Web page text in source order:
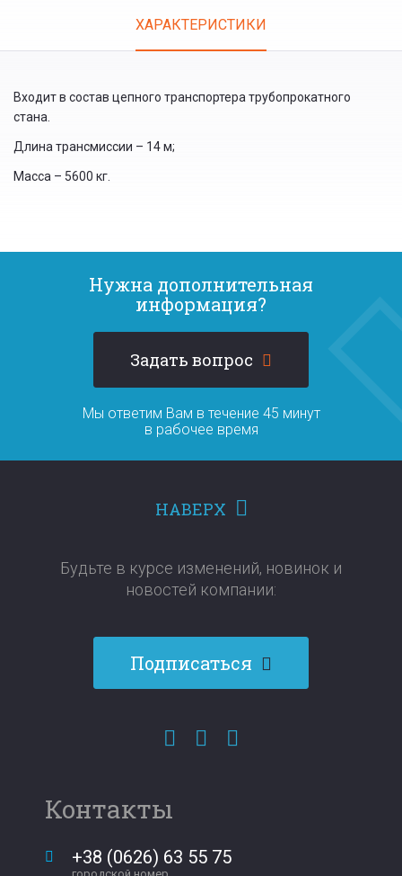
ХАРАКТЕРИСТИКИ
Входит в состав цепного транспортера трубопрокатного
стана.
Длина трансмиссии – 14 м;
Масса – 5600 кг.
Нужна дополнительная
информация?
Задать вопрос
Мы ответим Вам в течение 45 минут
в рабочее время
НАВЕРХ
Будьте в курсе изменений, новинок и
новостей компании:​​​​​​​
Подписаться
Контакты
+38 (0626) 63 55 75